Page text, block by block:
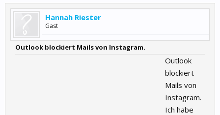
Hannah Riester
Gast
Outlook blockiert Mails von Instagram.
Outlook
blockiert
Mails von
Instagram.
Ich habe